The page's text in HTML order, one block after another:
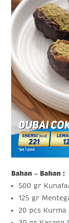
Bahan – Bahan :
500 gr
125 gr
20 pcs Kurma